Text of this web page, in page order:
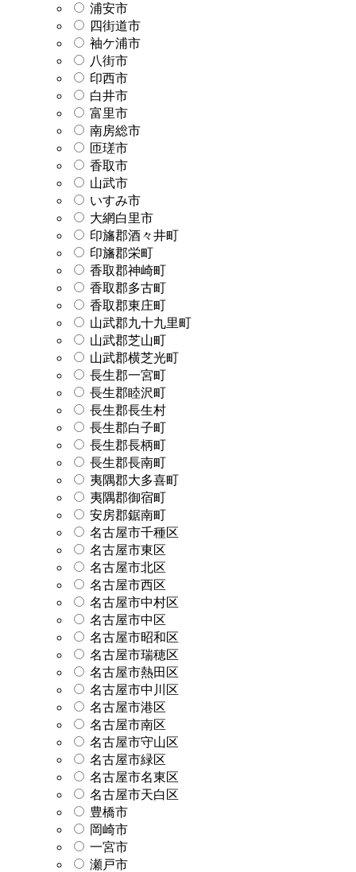
浦安市
四街道市
袖ケ浦市
八街市
印西市
白井市
富里市
南房総市
匝瑳市
香取市
山武市
いすみ市
大網白里市
印旛郡酒々井町
印旛郡栄町
香取郡神崎町
香取郡多古町
香取郡東庄町
山武郡九十九里町
山武郡芝山町
山武郡横芝光町
長生郡一宮町
長生郡睦沢町
長生郡長生村
長生郡白子町
長生郡長柄町
長生郡長南町
夷隅郡大多喜町
夷隅郡御宿町
安房郡鋸南町
名古屋市千種区
名古屋市東区
名古屋市北区
名古屋市西区
名古屋市中村区
名古屋市中区
名古屋市昭和区
名古屋市瑞穂区
名古屋市熱田区
名古屋市中川区
名古屋市港区
名古屋市南区
名古屋市守山区
名古屋市緑区
名古屋市名東区
名古屋市天白区
豊橋市
岡崎市
一宮市
瀬戸市